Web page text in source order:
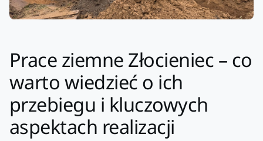
Prace ziemne Złocieniec – co
warto wiedzieć o ich
przebiegu i kluczowych
aspektach realizacji